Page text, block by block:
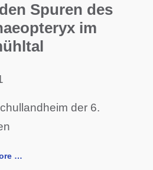
Spuren des
im
der 6.
…